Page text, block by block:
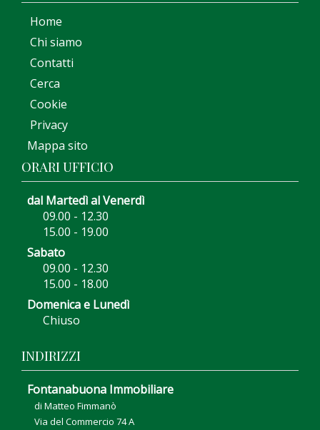
Home
Chi siamo
Contatti
Cerca
Cookie
Privacy
Mappa sito
ORARI UFFICIO
dal Martedì al Venerdì
09.00 - 12.30
15.00 - 19.00
Sabato
09.00 - 12.30
15.00 - 18.00
Domenica e Lunedì
Chiuso
INDIRIZZI
Fontanabuona Immobiliare
di Matteo Fimmanò
Via del Commercio 74 A